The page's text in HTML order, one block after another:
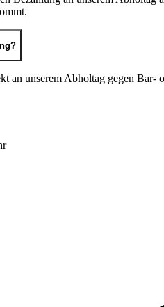
an unserem Abholtag gegen Bar-